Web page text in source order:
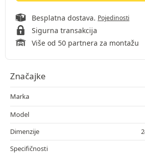
Besplatna dostava. Pojedinosti
Sigurna transakcija
Više od 50 partnera za montažu
Značajke
Marka
Model
Dimenzije
Specifičnosti